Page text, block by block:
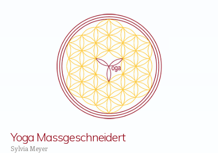
Yoga Massgeschneidert
Sylvia Meyer